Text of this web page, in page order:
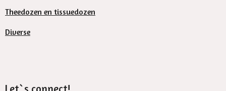
Theedozen en tissuedozen
Diverse